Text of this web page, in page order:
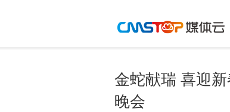
金蛇献瑞 喜迎
晚会